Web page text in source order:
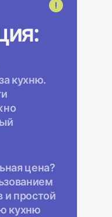
кухню.
цена?
и простой
кухню